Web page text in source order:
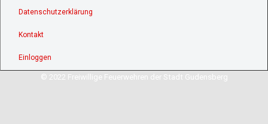
Datenschutzerklärung
Kontakt
Einloggen
© 2022 Freiwillige Feuerwehren der Stadt Gudensberg